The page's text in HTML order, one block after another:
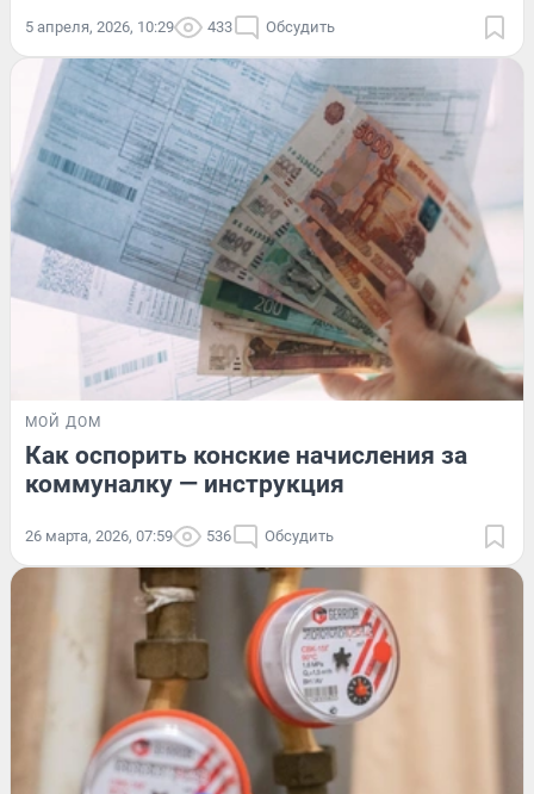
5 апреля, 2026, 10:29 433 Обсудить
МОЙ ДОМ
Как оспорить конские начисления за
коммуналку — инструкция
26 марта, 2026, 07:59 536 Обсудить